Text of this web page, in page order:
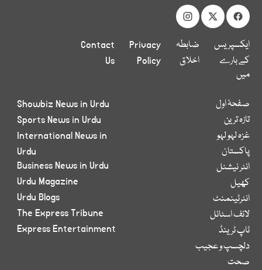
ایکسپریس
کے بارے
میں
ضابطہ
اخلاق
Privacy
Policy
Contact
Us
صفحۂ اول
تازہ ترین
غزہ لہو لہو
پاکستان
انٹر نیشنل
کھیل
انٹرٹینمنٹ
لائف اسٹائل
ٹاپ ٹرینڈ
دلچسپ و عجیب
صحت
Showbiz News in Urdu
Sports News in Urdu
International News in
Urdu
Business News in Urdu
Urdu Magazine
Urdu Blogs
The Express Tribune
Express Entertainment